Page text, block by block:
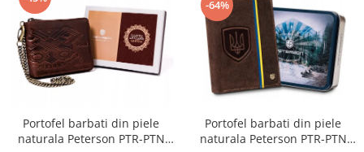
Portofel barbati din piele
naturala Peterson PTR-PTN
-64%
Portofel barbati din piele
naturala Peterson PTR-PTN